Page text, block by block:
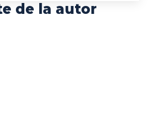
de la autor